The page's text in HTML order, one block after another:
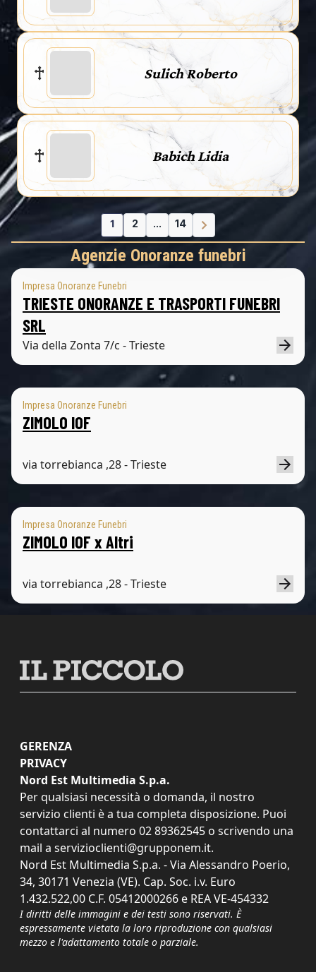
Sulich Roberto
Babich Lidia
1 2 ... 14
Agenzie Onoranze funebri
Impresa Onoranze Funebri
TRIESTE ONORANZE E TRASPORTI FUNEBRI
SRL
Via della Zonta 7/c - Trieste
Impresa Onoranze Funebri
ZIMOLO IOF
via torrebianca ,28 - Trieste
Impresa Onoranze Funebri
ZIMOLO IOF x Altri
via torrebianca ,28 - Trieste
GERENZA
PRIVACY
Nord Est Multimedia S.p.a.
Per qualsiasi necessità o domanda, il nostro
servizio clienti è a tua completa disposizione. Puoi
contattarci al numero 02 89362545 o scrivendo una
mail a servizioclienti@grupponem.it.
Nord Est Multimedia S.p.a. - Via Alessandro Poerio,
34, 30171 Venezia (VE). Cap. Soc. i.v. Euro
1.432.522,00 C.F. 05412000266 e REA VE-454332
I diritti delle immagini e dei testi sono riservati. È
espressamente vietata la loro riproduzione con qualsiasi
mezzo e l'adattamento totale o parziale.